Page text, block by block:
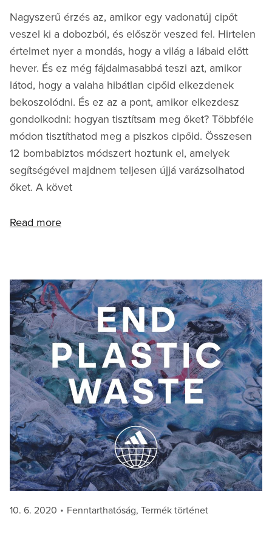
Nagyszerű érzés az, amikor egy vadonatúj cipőt
veszel ki a dobozból, és először veszed fel. Hirtelen
értelmet nyer a mondás, hogy a világ a lábaid előtt
hever. És ez még fájdalmasabbá teszi azt, amikor
látod, hogy a valaha hibátlan cipőid elkezdenek
bekoszolódni. És ez az a pont, amikor elkezdesz
gondolkodni: hogyan tisztítsam meg őket? Többféle
módon tisztíthatod meg a piszkos cipőid. Összesen
12 bombabiztos módszert hoztunk el, amelyek
segítségével majdnem teljesen újjá varázsolhatod
őket. A követ
Read more
Posted
10. 6. 2020 Categories
Fenntarthatóság, Termék történet